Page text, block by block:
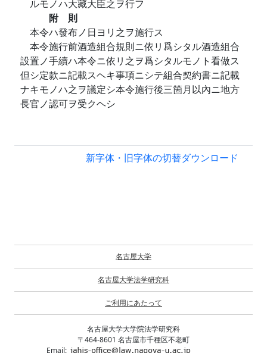
ルモノハ大藏大臣之ヲ行フ
附 則
本令ハ發布ノ日ヨリ之ヲ施行ス
本令施行前酒造組合規則ニ依リ爲シタル酒造組合
設置ノ手續ハ本令ニ依リ之ヲ爲シタルモノト看做ス
但シ定款ニ記載スヘキ事項ニシテ組合契約書ニ記載
ナキモノハ之ヲ議定シ本令施行後三箇月以內ニ地方
長官ノ認可ヲ受クヘシ
新字体・旧字体の切替ダウンロード
名古屋大学
名古屋大学法学研究科
ご利用にあたって
名古屋大学大学院法学研究科
〒464-8601 名古屋市千種区不老町
Email: